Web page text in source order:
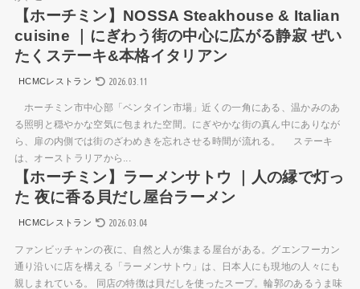
【ホーチミン】NOSSA Steakhouse & Italian
cuisine ｜にぎわう街の中心に広がる静寂 ぜい
たくステーキ&本格イタリアン
HCMCレストラン 2026.03.11
ホーチミン市中心部「ベンタイン市場」近くの一角にある、温かみのあ
る照明と穏やかな空気に包まれた空間。にぎやかな街の真ん中にありなが
ら、扉の内側では街のざわめきを忘れさせる時間が流れる。 ステーキ
は、オーストラリアから...
【ホーチミン】ラーメンサトウ ｜人の縁で灯っ
た 夜に香る貝だし屋台ラーメン
HCMCレストラン 2026.03.04
ファンビッチャンの夜に、自然と人が集まる屋台がある。グエンフーカン
通り沿いに店を構える「ラーメンサトウ」は、日本人にも現地の人々にも
親しまれている。 同店の特徴は貝だしを使ったスープ。輪郭のあるうま味